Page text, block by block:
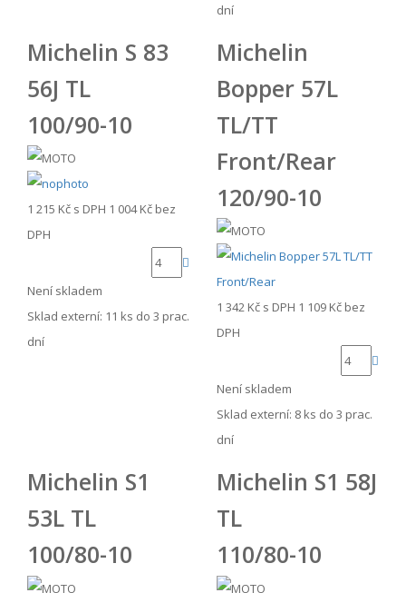
dní
Michelin S 83
56J TL
100/90-10
1 215 Kč s DPH 1 004 Kč bez
DPH
Není skladem
Sklad externí: 11 ks do 3 prac.
dní
Michelin
Bopper 57L
TL/TT
Front/Rear
120/90-10
1 342 Kč s DPH 1 109 Kč bez
DPH
Není skladem
Sklad externí: 8 ks do 3 prac.
dní
Michelin S1
53L TL
100/80-10
Michelin S1 58J
TL
110/80-10